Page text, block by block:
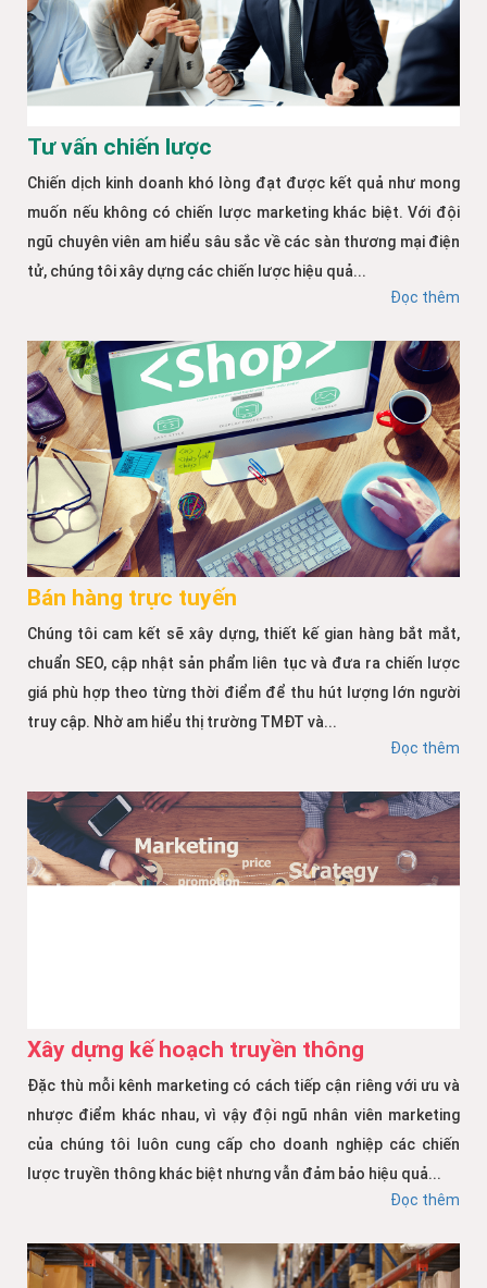
Tư vấn chiến lược
Chiến dịch kinh doanh khó lòng đạt được kết quả như mong
muốn nếu không có chiến lược marketing khác biệt. Với đội
ngũ chuyên viên am hiểu sâu sắc về các sàn thương mại điện
tử, chúng tôi xây dựng các chiến lược hiệu quả...
Đọc thêm
Bán hàng trực tuyến
Chúng tôi cam kết sẽ xây dựng, thiết kế gian hàng bắt mắt,
chuẩn SEO, cập nhật sản phẩm liên tục và đưa ra chiến lược
giá phù hợp theo từng thời điểm để thu hút lượng lớn người
truy cập. Nhờ am hiểu thị trường TMĐT và...
Đọc thêm
Xây dựng kế hoạch truyền thông
Đặc thù mỗi kênh marketing có cách tiếp cận riêng với ưu và
nhược điểm khác nhau, vì vậy đội ngũ nhân viên marketing
của chúng tôi luôn cung cấp cho doanh nghiệp các chiến
lược truyền thông khác biệt nhưng vẫn đảm bảo hiệu quả...
Đọc thêm